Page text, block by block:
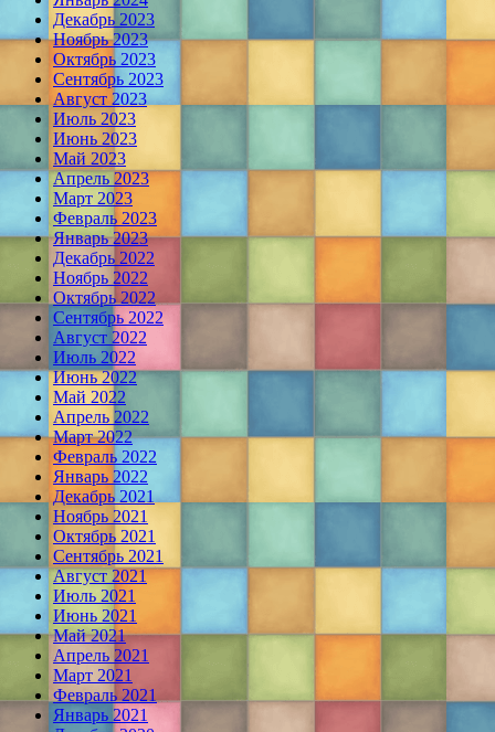
Декабрь 2023
Ноябрь 2023
Октябрь 2023
Сентябрь 2023
Август 2023
Июль 2023
Июнь 2023
Май 2023
Апрель 2023
Март 2023
Февраль 2023
Январь 2023
Декабрь 2022
Ноябрь 2022
Октябрь 2022
Сентябрь 2022
Август 2022
Июль 2022
Июнь 2022
Май 2022
Апрель 2022
Март 2022
Февраль 2022
Январь 2022
Декабрь 2021
Ноябрь 2021
Октябрь 2021
Сентябрь 2021
Август 2021
Июль 2021
Июнь 2021
Май 2021
Апрель 2021
Март 2021
Февраль 2021
Январь 2021